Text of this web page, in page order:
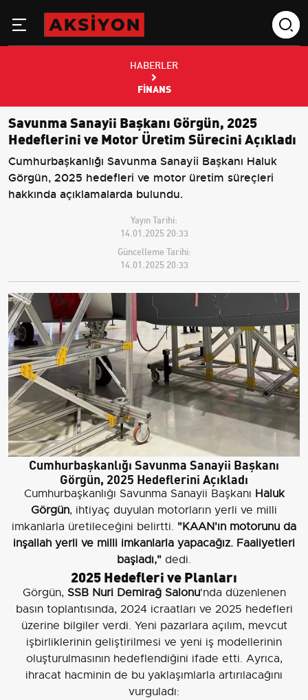
HABERLER
FINANS
Savunma Sanayii Başkanı Görgün, 2025
Hedeflerini ve Motor Üretim Sürecini Açıkladı
Cumhurbaşkanlığı Savunma Sanayii Başkanı Haluk
Görgün, 2025 hedefleri ve motor üretim süreçleri
hakkında açıklamalarda bulundu.
Yayın Tarihi:
14.01.2025 20:33
Güncelleme Tarihi:
14.01.2025 20:33
Cumhurbaşkanlığı Savunma Sanayii Başkanı
Görgün, 2025 Hedeflerini Açıkladı
Cumhurbaşkanlığı Savunma Sanayii Başkanı Haluk
Görgün, ihtiyaç duyulan motorların yerli ve milli
imkanlarla üretileceğini belirtti. "KAAN'ın motorunu da
inşallah yerli ve milli imkanlarla yapacağız. Faaliyetleri
başladı," dedi.
2025 Hedefleri ve Planları
Görgün, SSB Nuri Demirağ Salonu'nda düzenlenen
basın toplantısında, 2024 icraatları ve 2025 hedefleri
üzerine bilgiler verdi. Yeni pazarlara açılım, mevcut
işbirliklerinin geliştirilmesi ve yeni iş modellerinin
oluşturulmasının hedeflendiğini ifade etti. Ayrıca,
ihracat hacminin de bu yaklaşımlarla artırılacağını
vurguladı: